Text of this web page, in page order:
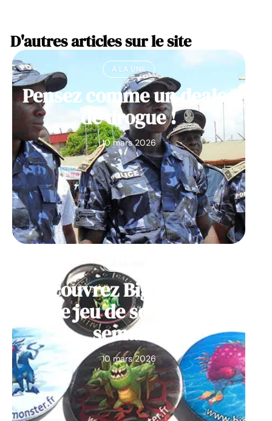
D'autres articles sur le site
À LA UNE
Pensez comme un dealer
de drogue !
10 mars 2026
Découvrez Big Monster,
notre jeu de société de la
semaine
10 mars 2026